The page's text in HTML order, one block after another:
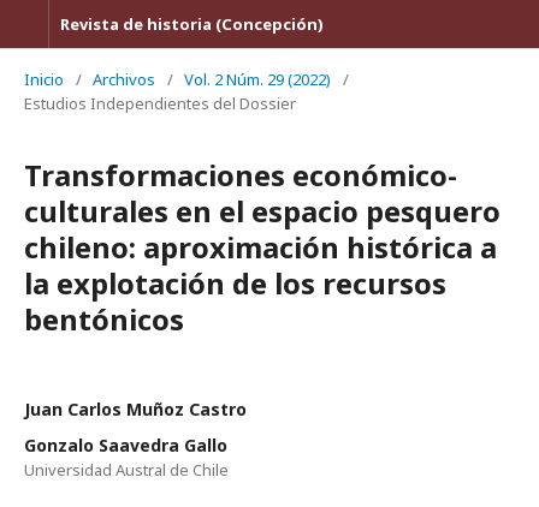
Revista de historia (Concepción)
Inicio / Archivos / Vol. 2 Núm. 29 (2022)
/
Estudios Independientes del Dossier
Transformaciones económico-
culturales en el espacio pesquero
chileno: aproximación histórica a
la explotación de los recursos
bentónicos
Juan Carlos Muñoz Castro
Gonzalo Saavedra Gallo
Universidad Austral de Chile